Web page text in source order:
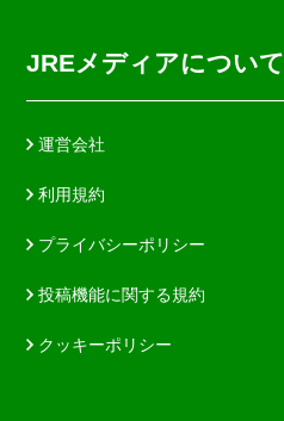
JREメディアについて
運営会社
利用規約
プライバシーポリシー
投稿機能に関する規約
クッキーポリシー